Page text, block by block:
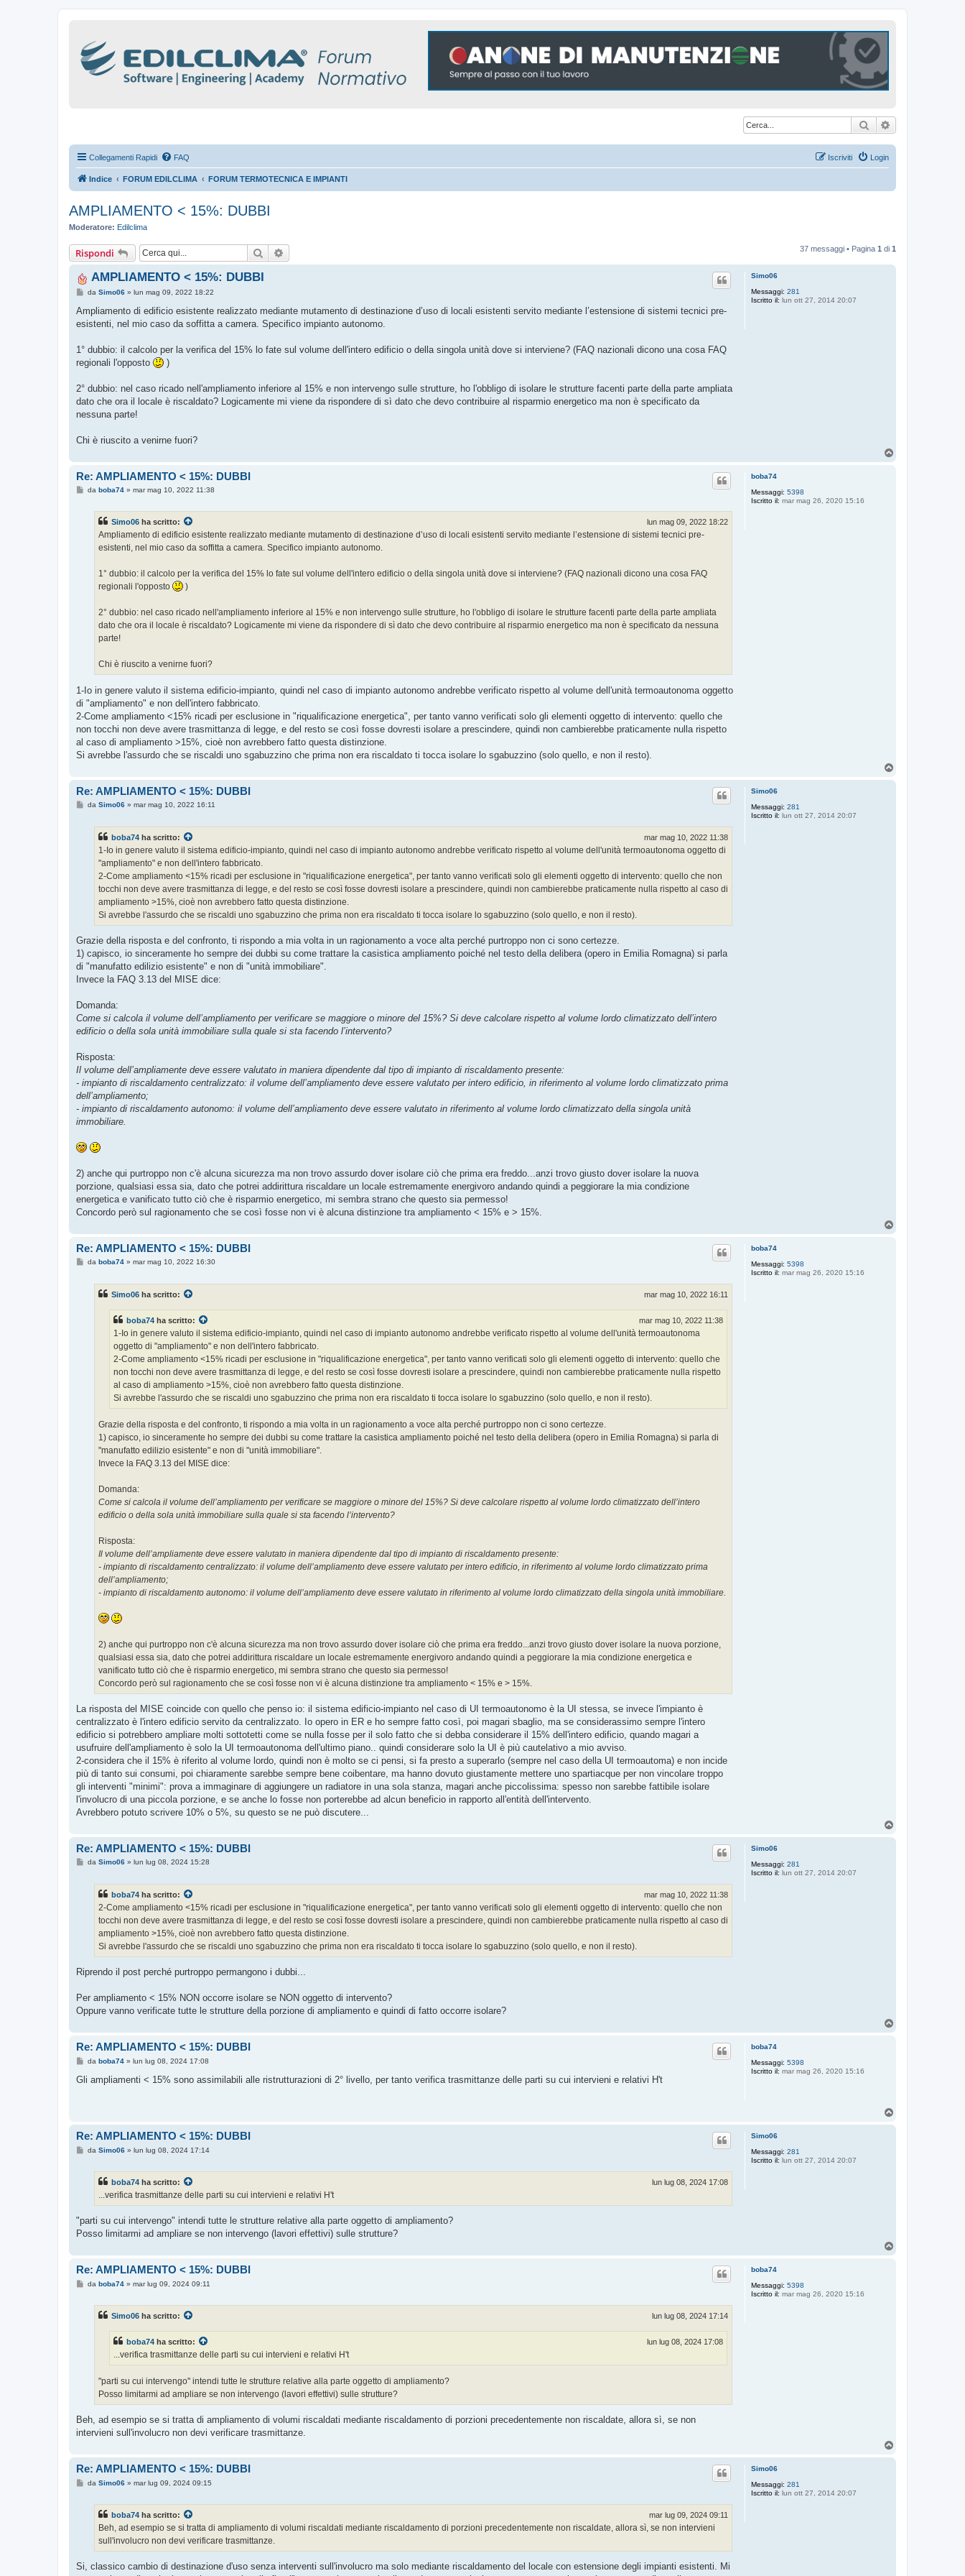
Cerca
Collegamenti Rapidi FAQ Login
Iscriviti
Indice FORUM EDILCLIMA FORUM TERMOTECNICA E IMPIANTI
AMPLIAMENTO < 15%: DUBBI
Moderatore: Edilclima
Rispondi Cerca 37 messaggi • Pagina 1 di 1
Simo06
Messaggi: 281
Iscritto il: lun ott 27, 2014 20:07
AMPLIAMENTO < 15%: DUBBI
M
s
a
o
da Simo06» lun mag 09, 2022 18:22
Ampliamento di edificio esistente realizzato mediante mutamento di destinazione d’uso di locali esistenti servito mediante l’estensione di sistemi tecnici pre-
esistenti, nel mio caso da soffitta a camera. Specifico impianto autonomo.
1° dubbio: il calcolo per la verifica del 15% lo fate sul volume dell'intero edificio o della singola unità dove si interviene? (FAQ nazionali dicono una cosa FAQ
regionali l'opposto
)
2° dubbio: nel caso ricado nell'ampliamento inferiore al 15% e non intervengo sulle strutture, ho l'obbligo di isolare le strutture facenti parte della parte ampliata
dato che ora il locale è riscaldato? Logicamente mi viene da rispondere di sì dato che devo contribuire al risparmio energetico ma non è specificato da
nessuna parte!
Chi è riuscito a venirne fuori?
boba74
Messaggi: 5398
Iscritto il: mar mag 26, 2020 15:16
Re: AMPLIAMENTO < 15%: DUBBI
Mda boba74» mar mag 10, 2022 11:38
Simo06 ha scritto: lun mag 09, 2022 18:22
Ampliamento di edificio esistente realizzato mediante mutamento di destinazione d’uso di locali esistenti servito mediante l’estensione di sistemi tecnici pre-
esistenti, nel mio caso da soffitta a camera. Specifico impianto autonomo.
1° dubbio: il calcolo per la verifica del 15% lo fate sul volume dell'intero edificio o della singola unità dove si interviene? (FAQ nazionali dicono una cosa FAQ
regionali l'opposto
)
2° dubbio: nel caso ricado nell'ampliamento inferiore al 15% e non intervengo sulle strutture, ho l'obbligo di isolare le strutture facenti parte della parte ampliata
dato che ora il locale è riscaldato? Logicamente mi viene da rispondere di sì dato che devo contribuire al risparmio energetico ma non è specificato da nessuna
parte!
Chi è riuscito a venirne fuori?
1-Io in genere valuto il sistema edificio-impianto, quindi nel caso di impianto autonomo andrebbe verificato rispetto al volume dell'unità termoautonoma oggetto
di "ampliamento" e non dell'intero fabbricato.
2-Come ampliamento <15% ricadi per esclusione in "riqualificazione energetica", per tanto vanno verificati solo gli elementi oggetto di intervento: quello che
non tocchi non deve avere trasmittanza di legge, e del resto se così fosse dovresti isolare a prescindere, quindi non cambierebbe praticamente nulla rispetto
al caso di ampliamento >15%, cioè non avrebbero fatto questa distinzione.
Si avrebbe l'assurdo che se riscaldi uno sgabuzzino che prima non era riscaldato ti tocca isolare lo sgabuzzino (solo quello, e non il resto).
Simo06
Messaggi: 281
Iscritto il: lun ott 27, 2014 20:07
Re: AMPLIAMENTO < 15%: DUBBI
Mda Simo06» mar mag 10, 2022 16:11
boba74 ha scritto: mar mag 10, 2022 11:38
1-Io in genere valuto il sistema edificio-impianto, quindi nel caso di impianto autonomo andrebbe verificato rispetto al volume dell'unità termoautonoma oggetto di
"ampliamento" e non dell'intero fabbricato.
2-Come ampliamento <15% ricadi per esclusione in "riqualificazione energetica", per tanto vanno verificati solo gli elementi oggetto di intervento: quello che non
tocchi non deve avere trasmittanza di legge, e del resto se così fosse dovresti isolare a prescindere, quindi non cambierebbe praticamente nulla rispetto al caso di
ampliamento >15%, cioè non avrebbero fatto questa distinzione.
Si avrebbe l'assurdo che se riscaldi uno sgabuzzino che prima non era riscaldato ti tocca isolare lo sgabuzzino (solo quello, e non il resto).
Grazie della risposta e del confronto, ti rispondo a mia volta in un ragionamento a voce alta perché purtroppo non ci sono certezze.
1) capisco, io sinceramente ho sempre dei dubbi su come trattare la casistica ampliamento poiché nel testo della delibera (opero in Emilia Romagna) si parla
di "manufatto edilizio esistente" e non di "unità immobiliare".
Invece la FAQ 3.13 del MISE dice:
Domanda:
Come si calcola il volume dell’ampliamento per verificare se maggiore o minore del 15%? Si deve calcolare rispetto al volume lordo climatizzato dell’intero
edificio o della sola unità immobiliare sulla quale si sta facendo l’intervento?
Risposta:
Il volume dell’ampliamente deve essere valutato in maniera dipendente dal tipo di impianto di riscaldamento presente:
- impianto di riscaldamento centralizzato: il volume dell’ampliamento deve essere valutato per intero edificio, in riferimento al volume lordo climatizzato prima
dell’ampliamento;
- impianto di riscaldamento autonomo: il volume dell’ampliamento deve essere valutato in riferimento al volume lordo climatizzato della singola unità
immobiliare.
2) anche qui purtroppo non c'è alcuna sicurezza ma non trovo assurdo dover isolare ciò che prima era freddo...anzi trovo giusto dover isolare la nuova
porzione, qualsiasi essa sia, dato che potrei addirittura riscaldare un locale estremamente energivoro andando quindi a peggiorare la mia condizione
energetica e vanificato tutto ciò che è risparmio energetico, mi sembra strano che questo sia permesso!
Concordo però sul ragionamento che se così fosse non vi è alcuna distinzione tra ampliamento < 15% e > 15%.
boba74
Messaggi: 5398
Iscritto il: mar mag 26, 2020 15:16
Re: AMPLIAMENTO < 15%: DUBBI
Mda boba74» mar mag 10, 2022 16:30
Simo06 ha scritto: mar mag 10, 2022 16:11
boba74 ha scritto: mar mag 10, 2022 11:38
1-Io in genere valuto il sistema edificio-impianto, quindi nel caso di impianto autonomo andrebbe verificato rispetto al volume dell'unità termoautonoma
oggetto di "ampliamento" e non dell'intero fabbricato.
2-Come ampliamento <15% ricadi per esclusione in "riqualificazione energetica", per tanto vanno verificati solo gli elementi oggetto di intervento: quello che
non tocchi non deve avere trasmittanza di legge, e del resto se così fosse dovresti isolare a prescindere, quindi non cambierebbe praticamente nulla rispetto
al caso di ampliamento >15%, cioè non avrebbero fatto questa distinzione.
Si avrebbe l'assurdo che se riscaldi uno sgabuzzino che prima non era riscaldato ti tocca isolare lo sgabuzzino (solo quello, e non il resto).
Grazie della risposta e del confronto, ti rispondo a mia volta in un ragionamento a voce alta perché purtroppo non ci sono certezze.
1) capisco, io sinceramente ho sempre dei dubbi su come trattare la casistica ampliamento poiché nel testo della delibera (opero in Emilia Romagna) si parla di
"manufatto edilizio esistente" e non di "unità immobiliare".
Invece la FAQ 3.13 del MISE dice:
Domanda:
Come si calcola il volume dell’ampliamento per verificare se maggiore o minore del 15%? Si deve calcolare rispetto al volume lordo climatizzato dell’intero
edificio o della sola unità immobiliare sulla quale si sta facendo l’intervento?
Risposta:
Il volume dell’ampliamente deve essere valutato in maniera dipendente dal tipo di impianto di riscaldamento presente:
- impianto di riscaldamento centralizzato: il volume dell’ampliamento deve essere valutato per intero edificio, in riferimento al volume lordo climatizzato prima
dell’ampliamento;
- impianto di riscaldamento autonomo: il volume dell’ampliamento deve essere valutato in riferimento al volume lordo climatizzato della singola unità immobiliare.
2) anche qui purtroppo non c'è alcuna sicurezza ma non trovo assurdo dover isolare ciò che prima era freddo...anzi trovo giusto dover isolare la nuova porzione,
qualsiasi essa sia, dato che potrei addirittura riscaldare un locale estremamente energivoro andando quindi a peggiorare la mia condizione energetica e
vanificato tutto ciò che è risparmio energetico, mi sembra strano che questo sia permesso!
Concordo però sul ragionamento che se così fosse non vi è alcuna distinzione tra ampliamento < 15% e > 15%.
La risposta del MISE coincide con quello che penso io: il sistema edificio-impianto nel caso di UI termoautonomo è la UI stessa, se invece l'impianto è
centralizzato è l'intero edificio servito da centralizzato. Io opero in ER e ho sempre fatto così, poi magari sbaglio, ma se considerassimo sempre l'intero
edificio si potrebbero ampliare molti sottotetti come se nulla fosse per il solo fatto che si debba considerare il 15% dell'intero edificio, quando magari a
usufruire dell'ampliamento è solo la UI termoautonoma dell'ultimo piano.. quindi considerare solo la UI è più cautelativo a mio avviso.
2-considera che il 15% è riferito al volume lordo, quindi non è molto se ci pensi, si fa presto a superarlo (sempre nel caso della UI termoautoma) e non incide
più di tanto sui consumi, poi chiaramente sarebbe sempre bene coibentare, ma hanno dovuto giustamente mettere uno spartiacque per non vincolare troppo
gli interventi "minimi": prova a immaginare di aggiungere un radiatore in una sola stanza, magari anche piccolissima: spesso non sarebbe fattibile isolare
l'involucro di una piccola porzione, e se anche lo fosse non porterebbe ad alcun beneficio in rapporto all'entità dell'intervento.
Avrebbero potuto scrivere 10% o 5%, su questo se ne può discutere...
Simo06
Messaggi: 281
Iscritto il: lun ott 27, 2014 20:07
Re: AMPLIAMENTO < 15%: DUBBI
Mda Simo06» lun lug 08, 2024 15:28
boba74 ha scritto: mar mag 10, 2022 11:38
2-Come ampliamento <15% ricadi per esclusione in "riqualificazione energetica", per tanto vanno verificati solo gli elementi oggetto di intervento: quello che non
tocchi non deve avere trasmittanza di legge, e del resto se così fosse dovresti isolare a prescindere, quindi non cambierebbe praticamente nulla rispetto al caso di
ampliamento >15%, cioè non avrebbero fatto questa distinzione.
Si avrebbe l'assurdo che se riscaldi uno sgabuzzino che prima non era riscaldato ti tocca isolare lo sgabuzzino (solo quello, e non il resto).
Riprendo il post perché purtroppo permangono i dubbi...
Per ampliamento < 15% NON occorre isolare se NON oggetto di intervento?
Oppure vanno verificate tutte le strutture della porzione di ampliamento e quindi di fatto occorre isolare?
boba74
Messaggi: 5398
Iscritto il: mar mag 26, 2020 15:16
Re: AMPLIAMENTO < 15%: DUBBI
M
s
da boba74» lun lug 08, 2024 17:08
Gli ampliamenti < 15% sono assimilabili alle ristrutturazioni di 2° livello, per tanto verifica trasmittanze delle parti su cui intervieni e relativi H't
Simo06
Messaggi: 281
Iscritto il: lun ott 27, 2014 20:07
Re: AMPLIAMENTO < 15%: DUBBI
M
o
da Simo06» lun lug 08, 2024 17:14
boba74 ha scritto: lun lug 08, 2024 17:08
...verifica trasmittanze delle parti su cui intervieni e relativi H't
"parti su cui intervengo" intendi tutte le strutture relative alla parte oggetto di ampliamento?
Posso limitarmi ad ampliare se non intervengo (lavori effettivi) sulle strutture?
boba74
Messaggi: 5398
Iscritto il: mar mag 26, 2020 15:16
Re: AMPLIAMENTO < 15%: DUBBI
Mda boba74» mar lug 09, 2024 09:11
Simo06 ha scritto: lun lug 08, 2024 17:14
boba74 ha scritto: lun lug 08, 2024 17:08
...verifica trasmittanze delle parti su cui intervieni e relativi H't
"parti su cui intervengo" intendi tutte le strutture relative alla parte oggetto di ampliamento?
Posso limitarmi ad ampliare se non intervengo (lavori effettivi) sulle strutture?
Beh, ad esempio se si tratta di ampliamento di volumi riscaldati mediante riscaldamento di porzioni precedentemente non riscaldate, allora sì, se non
intervieni sull'involucro non devi verificare trasmittanze.
Simo06
Messaggi: 281
Iscritto il: lun ott 27, 2014 20:07
Re: AMPLIAMENTO < 15%: DUBBI
Mda Simo06» mar lug 09, 2024 09:15
boba74 ha scritto: mar lug 09, 2024 09:11
Beh, ad esempio se si tratta di ampliamento di volumi riscaldati mediante riscaldamento di porzioni precedentemente non riscaldate, allora sì, se non intervieni
sull'involucro non devi verificare trasmittanze.
Si, classico cambio di destinazione d'uso senza interventi sull'involucro ma solo mediante riscaldamento del locale con estensione degli impianti esistenti. Mi